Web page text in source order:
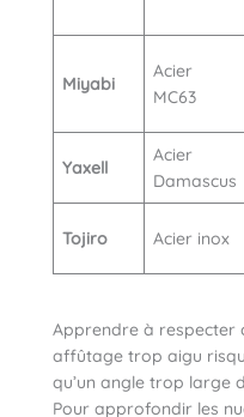
Miyabi
Acier
MC63
Yaxell
Acier
Damascus
Tojiro Acier inox
Apprendre à respecter
affûtage trop aigu
qu’un angle trop large
Pour approfondir les